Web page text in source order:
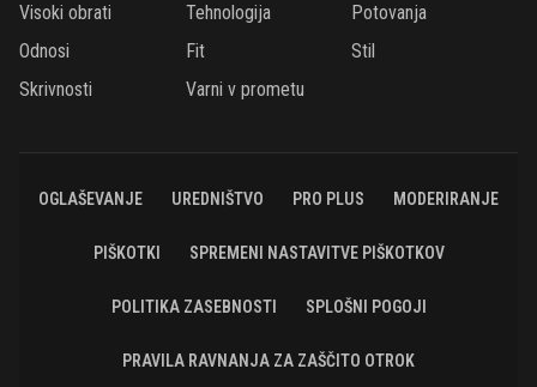
Visoki obrati
Tehnologija
Potovanja
Odnosi
Fit
Stil
Skrivnosti
Varni v prometu
OGLAŠEVANJE UREDNIŠTVO PRO PLUS MODERIRANJE
PIŠKOTKI SPREMENI NASTAVITVE PIŠKOTKOV
POLITIKA ZASEBNOSTI SPLOŠNI POGOJI
PRAVILA RAVNANJA ZA ZAŠČITO OTROK